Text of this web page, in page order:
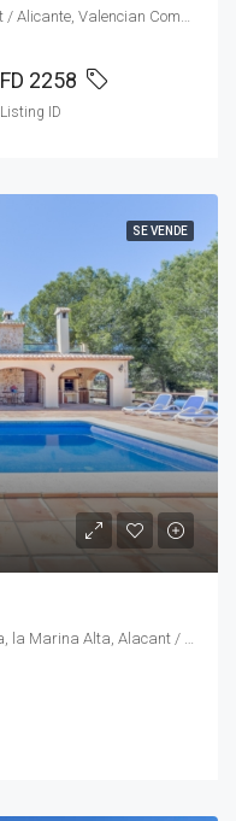
la Xara, Dénia, la Marina Alta, Alacant / Alicante, Valencian Community, 03709, Spain
FD 2258
Listing ID
SE VENDE